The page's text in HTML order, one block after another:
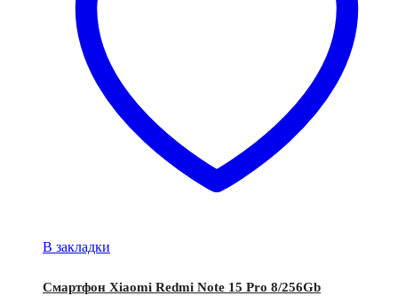
В закладки
Смартфон Xiaomi Redmi Note 15 Pro 8/256Gb